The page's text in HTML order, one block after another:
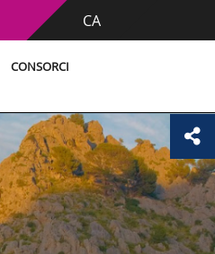
CA
CONSORCI